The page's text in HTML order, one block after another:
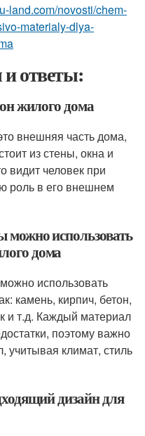
land.com/novosti/chem-
materialy-dlya-
ответы:
жилого дома
внешняя часть дома,
из стены, окна и
видит человек при
роль в его внешнем
можно использовать
дома
использовать
камень, кирпич, бетон,
и т.д. Каждый материал
поэтому важно
учитывая климат, стиль
дизайн для